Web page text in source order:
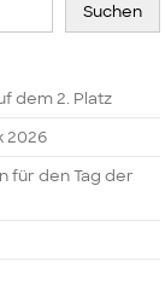
Suchen
dem 2. Platz
2026
für den Tag der